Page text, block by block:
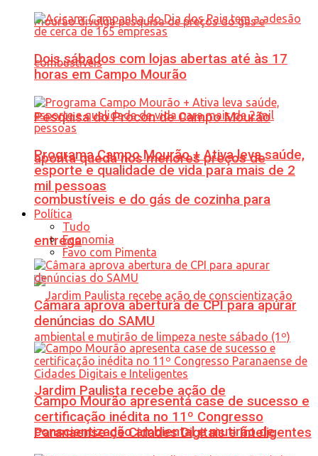
Pesquisa do Procon de Campo Mourão
aponta queda nos menores preços de
combustíveis e do gás de cozinha para
entrega
Jardim Paulista recebe ação de
conscientização ambiental e mutirão de
Dois sábados com lojas abertas até às 17
horas em Campo Mourão
Programa Campo Mourão + Ativa leva saúde,
esporte e qualidade de vida para mais de 2
mil pessoas
Política
Tudo
Economia
Favo com Pimenta
Câmara aprova abertura de CPI para apurar
denúncias do SAMU
Campo Mourão apresenta case de sucesso e
certificação inédita no 11º Congresso
Paranaense de Cidades Digitais e Inteligentes